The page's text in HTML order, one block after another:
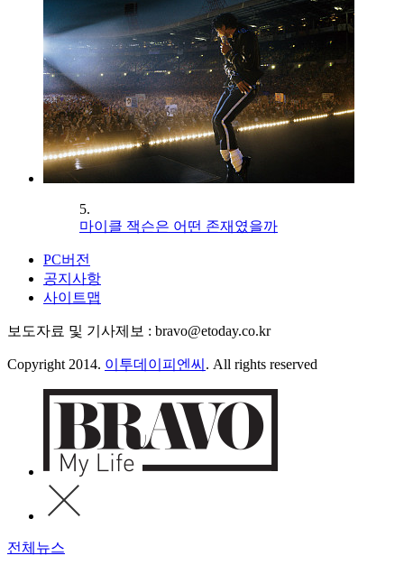
5.
마이클 잭슨은 어떤 존재였을까
PC버전
공지사항
사이트맵
보도자료 및 기사제보 : bravo@etoday.co.kr
Copyright 2014. 이투데이피엔씨 . All rights reserved
전체뉴스